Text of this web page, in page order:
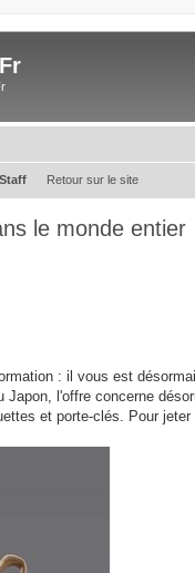
Retour sur le site
le monde entier
: il vous est
Japon, l'offre concerne
et porte-clés. Pour